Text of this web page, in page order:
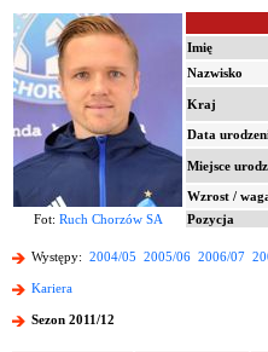
Imię
Nazwisko
Kraj
Data
Miejsce
Wzrost /
Fot: Ruch Chorzów SA Pozycja
Występy: 2004/05 2005/06 2006/07
Kariera
Sezon 2011/12